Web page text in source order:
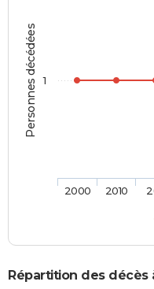
Personnes décédées
2000 2010
1
Répartition des décès